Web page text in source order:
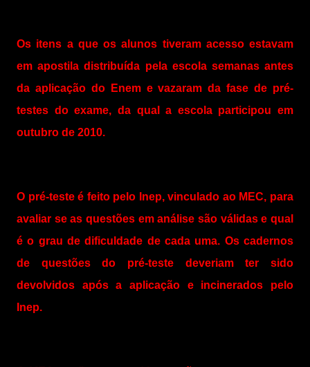
Os itens a que os alunos tiveram acesso estavam
em apostila distribuída pela escola semanas antes
da aplicação do Enem e vazaram da fase de pré-
testes do exame, da qual a escola participou em
outubro de 2010.
O pré-teste é feito pelo Inep, vinculado ao MEC, para
avaliar se as questões em análise são válidas e qual
é o grau de dificuldade de cada uma. Os cadernos
de questões do pré-teste deveriam ter sido
devolvidos após a aplicação e incinerados pelo
Inep.